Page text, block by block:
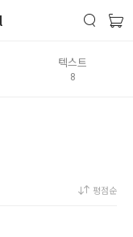
텍스트
8
평점순